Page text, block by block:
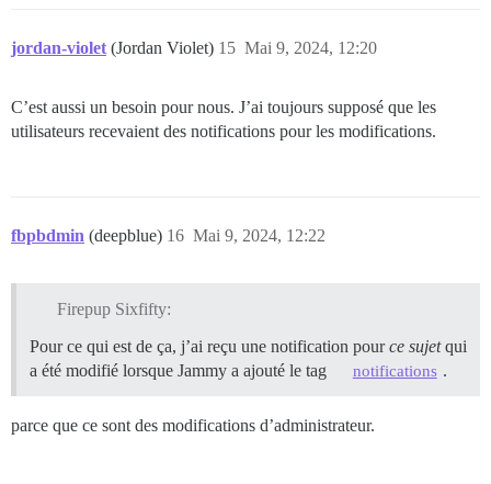
jordan-violet (Jordan Violet) Mai 9, 2024, 12:20
15
C’est aussi un besoin pour nous. J’ai toujours supposé que les
utilisateurs recevaient des notifications pour les modifications.
fbpbdmin (deepblue) Mai 9, 2024, 12:22
16
Firepup Sixfifty:
Pour ce qui est de ça, j’ai reçu une notification pource sujetqui
a été modifié lorsque Jammy a ajouté le tag
notifications .
parce que ce sont des modifications d’administrateur.